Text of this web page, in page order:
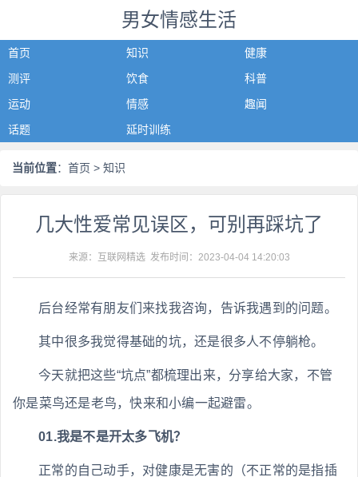
男女情感生活
首页 知识
健康
测评
饮食
科普
运动
情感
趣闻
话题
延时训练
当前位置： 首页 > 知识
几大性爱常见误区，可别再踩坑了
来源：互联网精选 发布时间： 2023-04-04 14:20:03
后台经常有朋友们来找我咨询，告诉我遇到的问题。
其中很多我觉得基础的坑，还是很多人不停躺枪。
今天就把这些“坑点”都梳理出来，分享给大家，不管
你是菜鸟还是老鸟，快来和小编一起避雷。
01.我是不是开太多飞机？
正常的自己动手，对健康是无害的（不正常的是指插